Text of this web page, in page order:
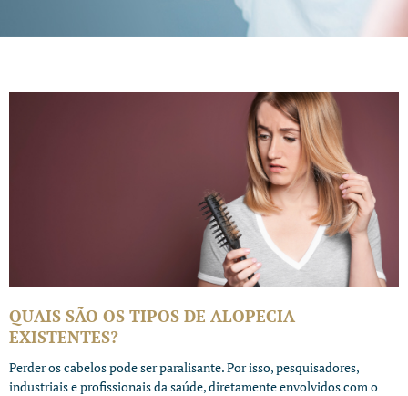
QUAIS SÃO OS TIPOS DE ALOPECIA
EXISTENTES?
Perder os cabelos pode ser paralisante. Por isso, pesquisadores,
industriais e profissionais da saúde, diretamente envolvidos com o